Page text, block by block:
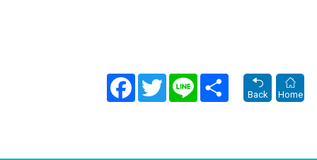
FacebookTwitter Line
Share
Back
Home